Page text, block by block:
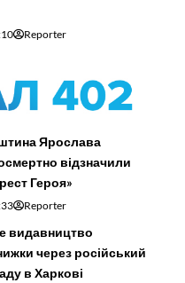
Reporter
Ярослава
відзначили
Героя»
Reporter
видавництво
через російський
в Харкові